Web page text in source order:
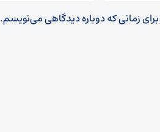
زمانی که دوباره دیدگاهی می‌نویسم.